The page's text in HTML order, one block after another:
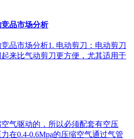
品市场分析
品市场分析1. 电动剪刀：电动剪刀
来比气动剪刀更方便，尤其适用于
气驱动的，所以必须配套有空压
在0.4-0.6Mpa的压缩空气通过气管